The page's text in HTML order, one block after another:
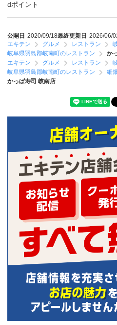
dポイント
公開日 2020/09/18最終更新日 2026/06/
エキテン
グルメ レストラン
岐阜県羽島郡岐南町のレストラン
か
エキテン
グルメ レストラン
岐阜県羽島郡岐南町のレストラン
細
かっぱ寿司 岐南店